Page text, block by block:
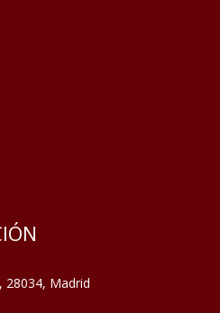
28034, Madrid